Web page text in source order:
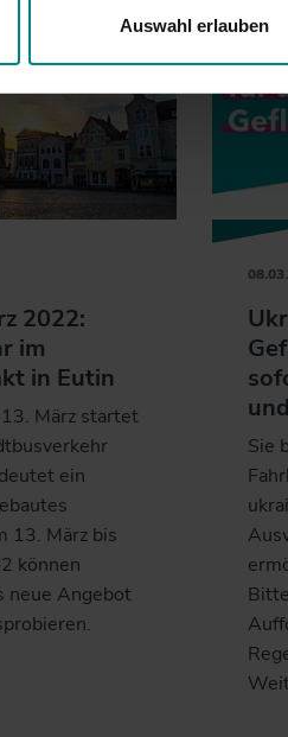
Auswahl erlauben
2022:
im
in Eutin
März startet
ein
13. März bis
können
neue Angebot
Sie